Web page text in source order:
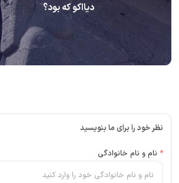
دیااکو که بود؟
نظر خود را برای ما بنویسید
* نام و نام خانوادگی